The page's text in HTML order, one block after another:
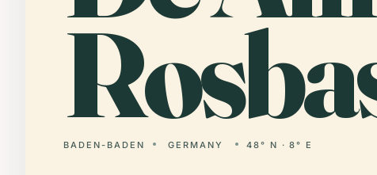
BADEN-BADEN GERMANY 48° N · 8° E